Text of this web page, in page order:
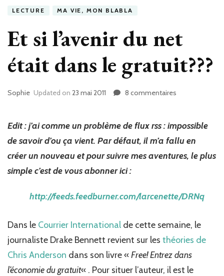
LECTURE MA VIE, MON BLABLA
Et si l’avenir du net
était dans le gratuit???
Sophie Updated on 23 mai 2011 8 commentaires
l’avenir
net
était
Edit : j’ai comme un problème de flux rss : impossible
de savoir d’ou ça vient. Par défaut, il m’a fallu en
créer un nouveau et pour suivre mes aventures, le plus
simple c’est de vous abonner ici :
http://feeds.feedburner.com/larcenette/DRNq
Dans le Courrier International de cette semaine, le
journaliste Drake Bennett revient sur les théories de
Chris Anderson dans son livre «Free! Entrez dans
l’économie du gratuit« . Pour situer l’auteur, il est le